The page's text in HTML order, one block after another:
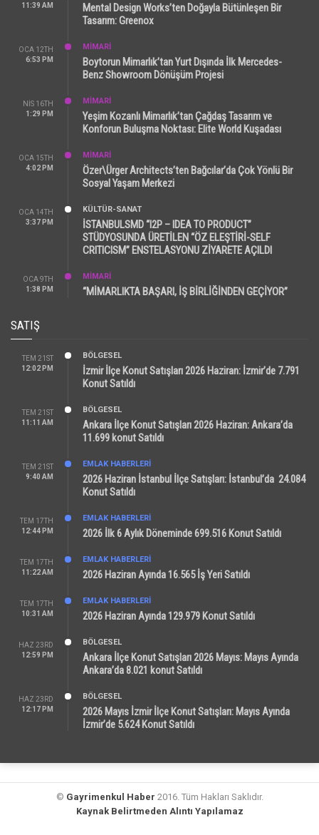
11:39 AM
Mental Design Works’ten Doğayla Bütünleşen Bir
Tasarım: Greenox
OCA 12TH
6:53 PM
MİMARİ
Boytorun Mimarlık’tan Yurt Dışında İlk Mercedes-
Benz Showroom Dönüşüm Projesi
NIS 16TH
1:29 PM
MİMARİ
Yeşim Kozanlı Mimarlık’tan Çağdaş Tasarım ve
Konforun Buluşma Noktası: Elite World Kuşadası
OCA 15TH
4:02 PM
MİMARİ
Özer\Ürger Architects’ten Bağcılar’da Çok Yönlü Bir
Sosyal Yaşam Merkezi
OCA 14TH
3:37 PM
KÜLTÜR-SANAT
İSTANBULSMD “I2P – IDEA TO PRODUCT”
STÜDYOSUNDA ÜRETİLEN “ÖZ ELEŞTİRİ-SELF
CRITICISM” ENSTELASYONU ZİYARETE AÇILDI
OCA 9TH
1:38 PM
MİMARİ
“MİMARLIKTA BAŞARI, İŞ BİRLİĞİNDEN GEÇİYOR”
SATIŞ
TEM 21ST
12:02 PM
BÖLGESEL
İzmir İlçe Konut Satışları 2026 Haziran: İzmir’de 7.791
Konut Satıldı
TEM 21ST
11:11 AM
BÖLGESEL
Ankara İlçe Konut Satışları 2026 Haziran: Ankara’da
11.699 konut Satıldı
TEM 21ST
9:40 AM
EMLAK HABERLERI
2026 Haziran İstanbul İlçe Satışları: İstanbul’da 24.084
Konut Satıldı
TEM 17TH
12:44 PM
EMLAK HABERLERI
2026 İlk 6 Aylık Döneminde 699.516 Konut Satıldı
TEM 17TH
11:22 AM
EMLAK HABERLERI
2026 Haziran Ayında 16.565 İş Yeri Satıldı
TEM 17TH
10:31 AM
EMLAK HABERLERI
2026 Haziran Ayında 129.979 Konut Satıldı
HAZ 23RD
12:59 PM
BÖLGESEL
Ankara İlçe Konut Satışları 2026 Mayıs: Mayıs Ayında
Ankara’da 8.021 konut Satıldı
HAZ 23RD
12:17 PM
BÖLGESEL
2026 Mayıs İzmir İlçe Konut Satışları: Mayıs Ayında
İzmir’de 5.624 Konut Satıldı
© Gayrimenkul Haber 2016. Tüm Hakları Saklıdır.
Kaynak Belirtmeden Alıntı Yapılamaz